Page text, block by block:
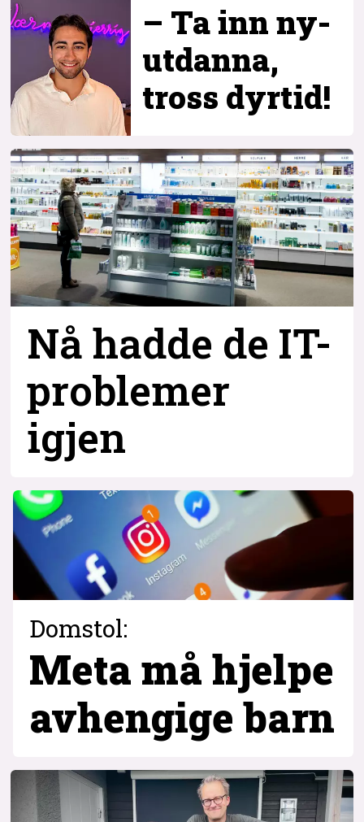
– Ta inn ny­
utdanna,
tross dyrtid!
Nå hadde de IT-
problemer
igjen
Domstol:
Meta må hjelpe
avhengige barn